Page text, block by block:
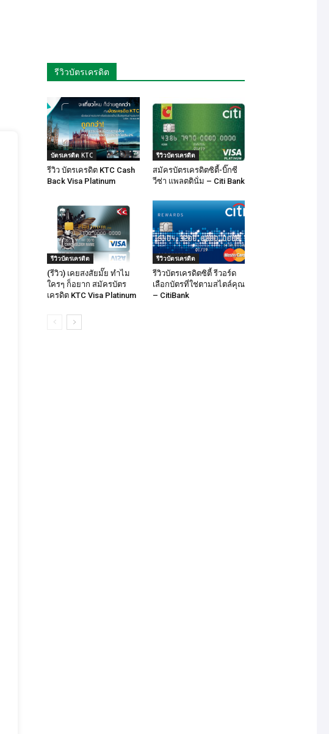
รีวิวบัตรเครดิต
บัตรเครดิต KTC
รีวิว บัตรเครดิต KTC Cash
Back Visa Platinum
รีวิวบัตรเครดิต
สมัครบัตรเครดิตซิตี้-บิ๊กซี
วีซ่า แพลตตินั่ม – Citi Bank
รีวิวบัตรเครดิต
(รีวิว) เคยสงสัยมั๊ย ทำไม
ใครๆ ก็อยาก สมัครบัตร
เครดิต KTC Visa Platinum
รีวิวบัตรเครดิต
รีวิวบัตรเครดิตซิตี้ รีวอร์ด
เลือกบัตรที่ใช่ตามสไตล์คุณ
– CitiBank